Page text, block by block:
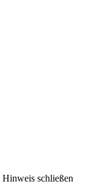
Hinweis schließen